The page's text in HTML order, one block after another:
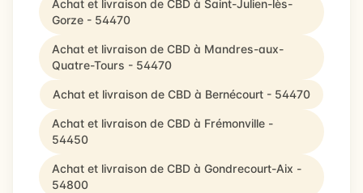
Achat et livraison de CBD à Saint-Julien-lès-
Gorze - 54470
Achat et livraison de CBD à Mandres-aux-
Quatre-Tours - 54470
Achat et livraison de CBD à Bernécourt - 54470
Achat et livraison de CBD à Frémonville -
54450
Achat et livraison de CBD à Gondrecourt-Aix -
54800